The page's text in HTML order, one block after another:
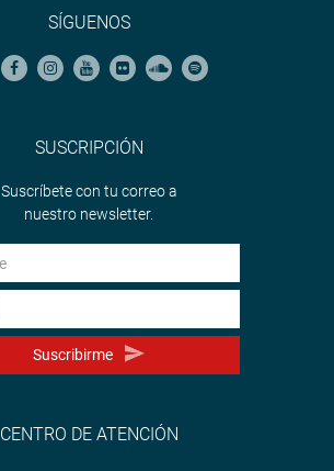
SÍGUENOS
SUSCRIPCIÓN
Suscríbete con tu correo a
nuestro newsletter.
Suscribirme
CENTRO DE ATENCIÓN